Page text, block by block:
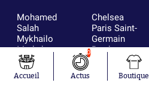
Mohamed
Salah
Mykhailo
Mudryk
Neymar
Khalis Merah
Loïs Openda
Chelsea
Paris Saint-
Germain
Bordeaux
Olympique
lyonnais
FIFA
Accueil
0
Actus Boutique